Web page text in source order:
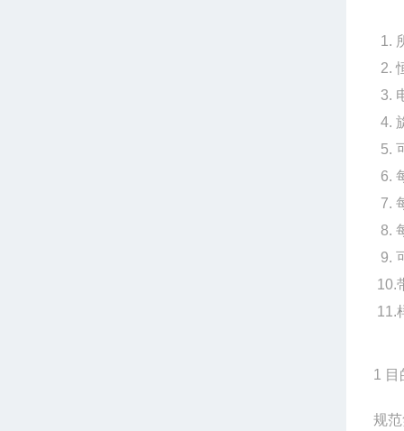
1.
2.
3.
4.
5.
6.
7.
8.
9.
10.
11.
1 目
规